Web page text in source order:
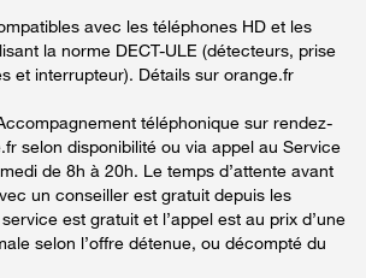
avec les téléphones HD et les
la norme DECT-ULE (détecteurs, prise
et interrupteur). Détails sur orange.fr
téléphonique sur rendez-
selon disponibilité ou via appel au Service
de 8h à 20h. Le temps d’attente avant
un conseiller est gratuit depuis les
est gratuit et l’appel est au prix d’une
selon l’offre détenue, ou décompté du